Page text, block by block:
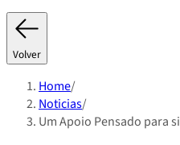
Volver
Home/
Noticias/
Um Apoio Pensado para si